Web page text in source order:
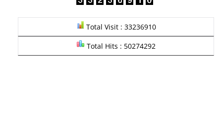
Total Visit : 33236910
Total Hits : 50274292